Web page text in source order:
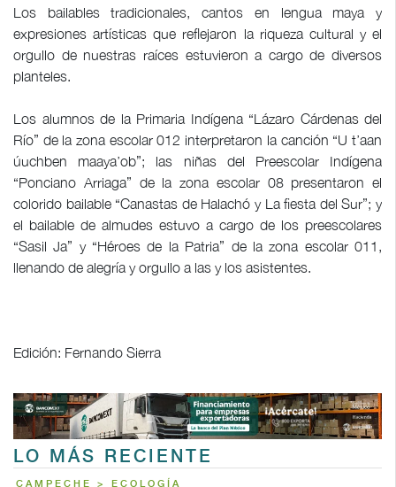
Los bailables tradicionales, cantos en lengua maya y
expresiones artísticas que reflejaron la riqueza cultural y el
orgullo de nuestras raíces estuvieron a cargo de diversos
planteles.
Los alumnos de la Primaria Indígena “Lázaro Cárdenas del
Río” de la zona escolar 012 interpretaron la canción “U t’aan
úuchben maaya’ob”; las niñas del Preescolar Indígena
“Ponciano Arriaga” de la zona escolar 08 presentaron el
colorido bailable “Canastas de Halachó y La fiesta del Sur”; y
el bailable de almudes estuvo a cargo de los preescolares
“Sasil Ja” y “Héroes de la Patria” de la zona escolar 011,
llenando de alegría y orgullo a las y los asistentes.
Edición: Fernando Sierra
LO MÁS RECIENTE
CAMPECHE > ECOLOGÍA